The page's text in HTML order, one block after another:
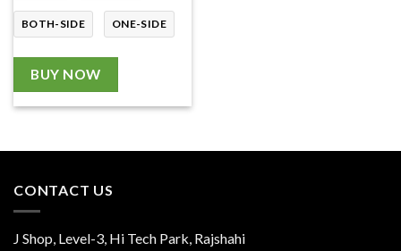
BOTH-SIDE ONE-SIDE
BUY NOW
CONTACT US
J Shop, Level-3, Hi Tech Park, Rajshahi